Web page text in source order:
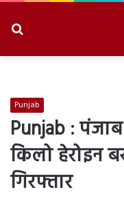
Punjab
Punjab :
किलो हेरोइन
गिरफ्तार